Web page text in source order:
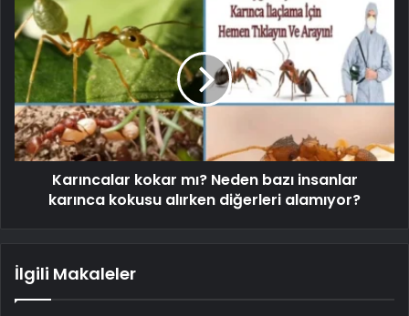
Karıncalar kokar mı? Neden bazı insanlar
karınca kokusu alırken diğerleri alamıyor?
İlgili Makaleler